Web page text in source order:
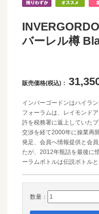
バーレル樽
販売価格(税込)：
インバーゴードンはハイラ
フォーラムは、レイモンド
許を税務署に返上していた
交渉を経て2000年に操業再
発足、会員へ情報提供と会
たが、2012年瓶詰を最後に
ーラムボトルは伝説ボトルと
数量：